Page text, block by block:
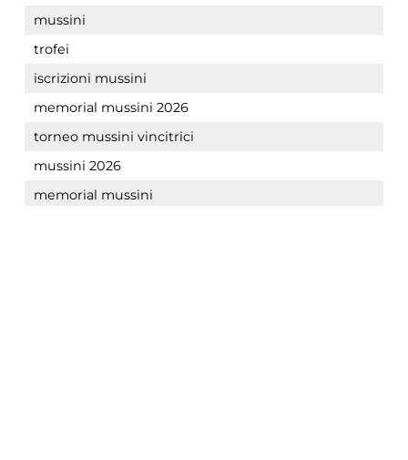
mussini
trofei
iscrizioni mussini
memorial mussini 2026
torneo mussini vincitrici
mussini 2026
memorial mussini